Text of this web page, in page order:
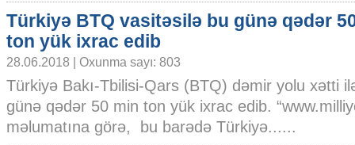
Türkiyə BTQ vasitəsilə bu günə qədər
ton yük ixrac edib
28.06.2018 | Oxunma sayı: 803
Türkiyə Bakı-Tbilisi-Qars (BTQ) dəmir yolu xətti
günə qədər 50 min ton yük ixrac edib.
məlumatına görə, bu barədə Türkiyə......